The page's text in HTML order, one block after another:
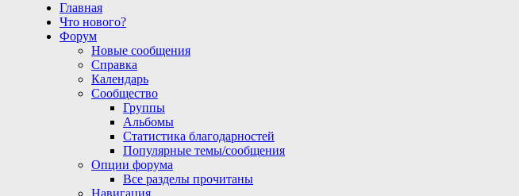
Главная
Что нового?
Форум
Новые сообщения
Справка
Календарь
Сообщество
Группы
Альбомы
Статистика благодарностей
Популярные темы/сообщения
Опции форума
Все разделы прочитаны
Навигация